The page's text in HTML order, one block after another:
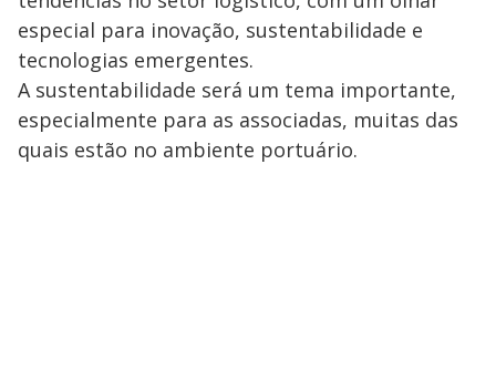
especial para inovação, sustentabilidade e
tecnologias emergentes.
A sustentabilidade será um tema importante,
especialmente para as associadas, muitas das
quais estão no ambiente portuário.